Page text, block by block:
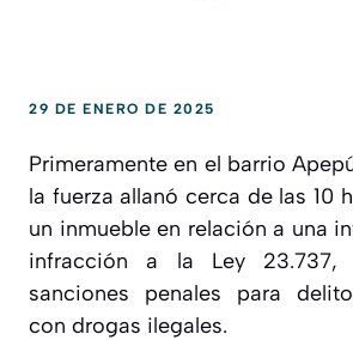
29 DE ENERO DE 2025
Primeramente en el barrio
la fuerza allanó cerca de las 10
un inmueble en relación a una
infracción a la Ley 23.737,
sanciones penales para
con drogas ilegales.